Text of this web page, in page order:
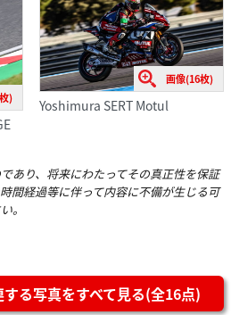
)
画像(16枚)
Yoshimura SERT Motul
あり、将来にわたってその真正性を保証
間経過等に伴って内容に不備が生じる可
。
する写真をすべて見る(全16点)